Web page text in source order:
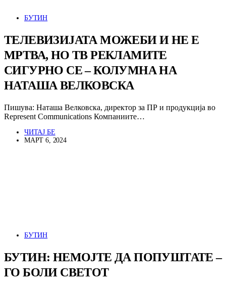
БУТИН
ТЕЛЕВИЗИЈАТА МОЖЕБИ И НЕ Е
МРТВА, НО ТВ РЕКЛАМИТЕ
СИГУРНО СЕ – КОЛУМНА НА
НАТАША ВЕЛКОВСКА
Пишува: Наташа Велковска, директор за ПР и продукција во
Represent Communications Компаниите…
ЧИТАЈ БЕ
МАРТ 6, 2024
БУТИН
БУТИН: НЕМОЈТЕ ДА ПОПУШТАТЕ –
ГО БОЛИ СВЕТОТ